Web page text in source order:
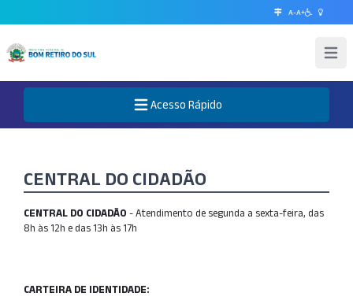
A-A+
Abrir
Abre o Menu
Acesso Rápido
CENTRAL DO CIDADÃO
CENTRAL DO CIDADÃO - Atendimento de segunda a sexta-feira, das
8h às 12h e das 13h às 17h
CARTEIRA DE IDENTIDADE: